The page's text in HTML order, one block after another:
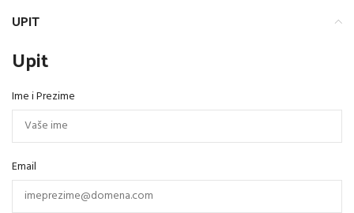
UPIT
Upit
Ime i Prezime
Email